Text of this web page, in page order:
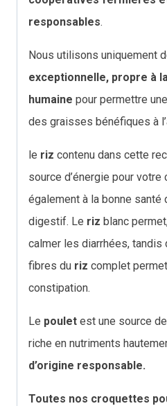
responsables.
Nous utilisons uniquement
exceptionnelle, propre à
humaine pour permettre
des graisses bénéfiques à
le riz contenu dans cette
source d’énergie pour votre
également à la bonne
digestif. Le riz blanc
calmer les diarrhées, tandis
fibres du riz complet
constipation.
Le poulet est une source de
riche en nutriments
d’origine responsable.
Toutes nos croquettes